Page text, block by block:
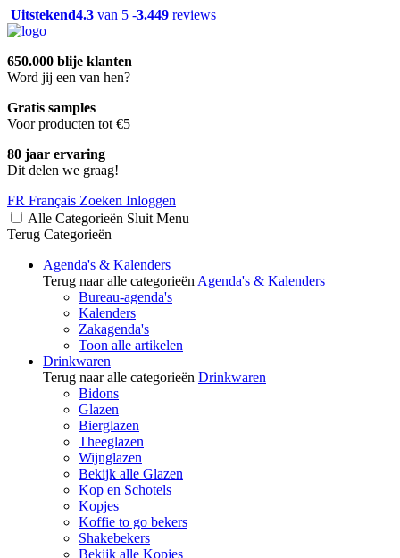
Uitstekend4.3 van 5 -3.449 reviews
650.000 blije klanten
Word jij een van hen?
Gratis samples
Voor producten tot €5
80 jaar ervaring
Dit delen we graag!
FR Français Zoeken Inloggen
Alle Categorieën Sluit Menu
Terug Categorieën
Agenda's & Kalenders
Terug naar alle categorieën Agenda's & Kalenders
Bureau-agenda's
Kalenders
Zakagenda's
Toon alle artikelen
Drinkwaren
Terug naar alle categorieën Drinkwaren
Bidons
Glazen
Bierglazen
Theeglazen
Wijnglazen
Bekijk alle Glazen
Kop en Schotels
Kopjes
Koffie to go bekers
Shakebekers
Bekijk alle Kopjes